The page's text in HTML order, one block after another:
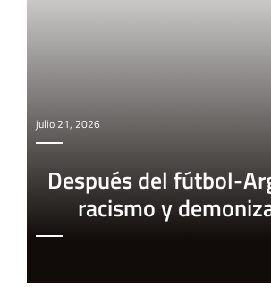
julio 21, 2026
Después del fútbol-
racismo y